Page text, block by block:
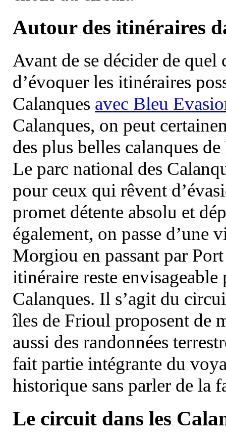
Autour des itinéraires
Avant de se décider de
d’évoquer les itinéraires
Calanques avec Bleu
Calanques, on peut
des plus belles calanques
Le parc national des
pour ceux qui rêvent
promet détente absolu et
également, on passe d’une
Morgiou en passant par
itinéraire reste
Calanques. Il s’agit du
îles de Frioul proposent de
aussi des randonnées
fait partie intégrante du
historique sans parler de la
Le circuit dans les